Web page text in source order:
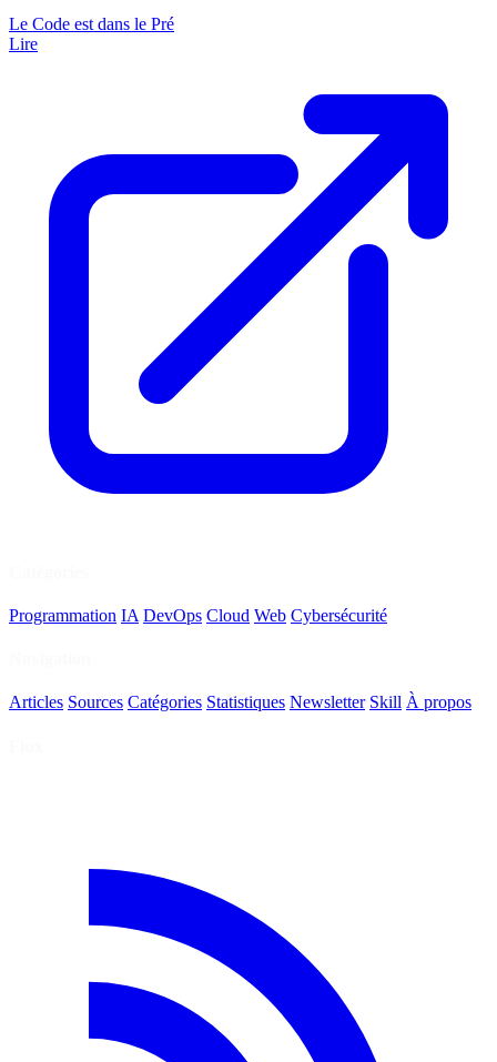
Le Code est dans le Pré
Lire
Programmation IA DevOps Cloud Web Cybersécurité
Articles Sources Catégories Statistiques Newsletter Skill À propos